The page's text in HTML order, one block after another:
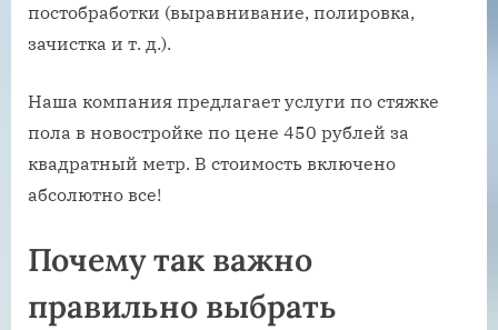
постобработки (выравнивание, полировка,
зачистка и т. д.).
Наша компания предлагает услуги по стяжке
пола в новостройке по цене 450 рублей за
квадратный метр. В стоимость включено
абсолютно все!
Почему так важно
правильно выбрать